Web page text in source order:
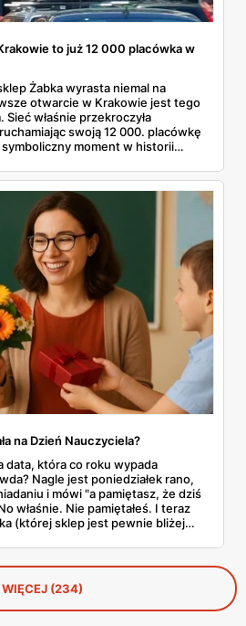
to już 12 000 placówka w
Żabka wyrasta niemal na
otwarcie w Krakowie jest tego
właśnie przekroczyła
swoją 12 000. placówkę
moment w historii
przyspiesza i planuje otwierać
Co to oznacza w praktyce
na Dzień Nauczyciela?
data, która co roku wypada
Nagle jest poniedziałek rano,
i mówi "a pamiętasz, że dziś
właśnie. Nie pamiętałeś. I teraz
(której sklep jest pewnie bliżej
Kit Kata za 7,50 zł po Ferrero za 33
warto rzucić do koszyka, zanim
zapomniałeś o ważnym dniu.
WIĘCEJ (234)